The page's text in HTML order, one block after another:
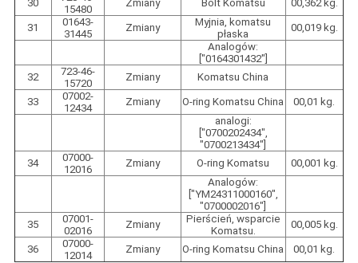
30
15480
Zmiany Bolt Komatsu 00,362 kg.
31
01643-
31445
Zmiany
Myjnia, komatsu
płaska
00,019 kg.
Analogów:
["0164301432"]
32
723-46-
15720
Zmiany Komatsu China
33
07002-
12434
Zmiany O-ring Komatsu China
00,01 kg.
analogi:
["0700202434",
"0700213434"]
34
07000-
12016
Zmiany O-ring Komatsu
00,001 kg.
Analogów:
["YM24311000160",
"0700002016"]
35
07001-
02016
Zmiany
Pierścień, wsparcie
Komatsu.
00,005 kg.
36
07000-
12014
Zmiany O-ring Komatsu China 00,01 kg.